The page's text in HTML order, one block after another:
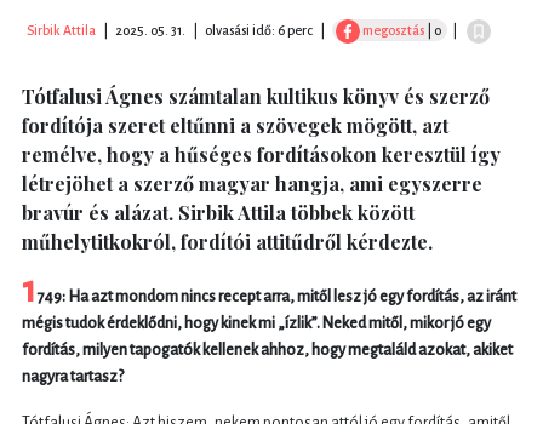
Sirbik Attila 2025. 05. 31. olvasási idő: 6 perc megosztás | 0
Tótfalusi Ágnes számtalan kultikus könyv és szerző
fordítója szeret eltűnni a szövegek mögött, azt
remélve, hogy a hűséges fordításokon keresztül így
létrejöhet a szerző magyar hangja, ami egyszerre
bravúr és alázat. Sirbik Attila többek között
műhelytitkokról, fordítói attitűdről kérdezte.
1749: Ha azt mondom nincs recept arra, mitől lesz jó egy fordítás, az iránt
mégis tudok érdeklődni, hogy kinek mi „ízlik”. Neked mitől, mikor jó egy
fordítás, milyen tapogatók kellenek ahhoz, hogy megtaláld azokat, akiket
nagyra tartasz?